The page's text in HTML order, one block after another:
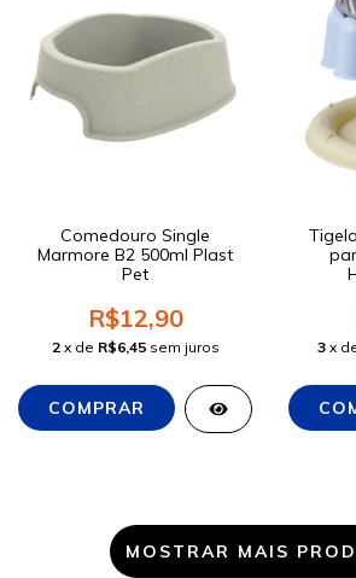
Comedouro Single
Marmore B2 500ml Plast
Pet
R$12,90
2 x de R$6,45 sem juros 3 x
MOSTRAR MAIS